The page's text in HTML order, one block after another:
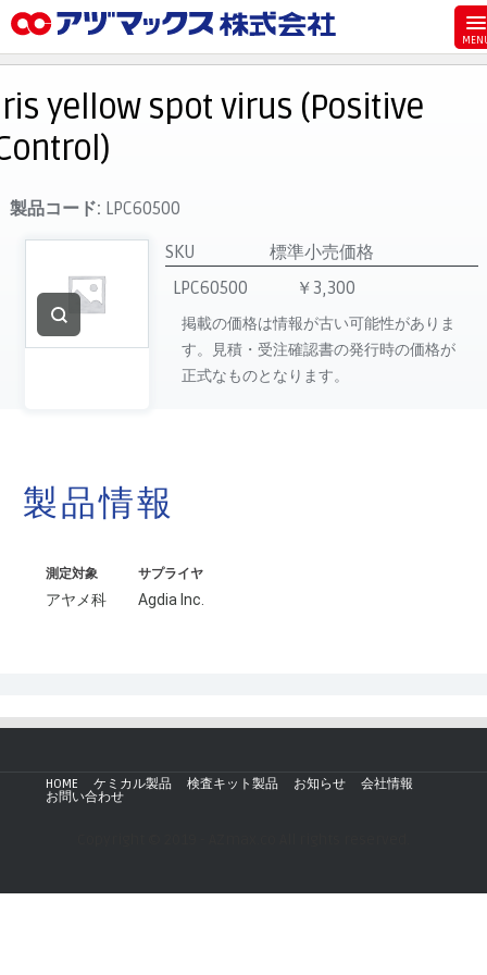
お気に入り
お買い物カゴ
ご注文
マイページ
主要取扱ブランド
代理店一覧
製品検索
yellow spot virus (Positive
製品コード: LPC60500
SKU
標準小売価格
LPC60500
￥3,300
掲載の価格は情報が古い可能性がありま
す。見積・受注確認書の発行時の価格が
正式なものとなります。
製品情報
測定対象
アヤメ科
サプライヤ
Agdia Inc.
HOME ケミカル製品 検査キット製品 お知らせ
会社情報
お問い合わせ